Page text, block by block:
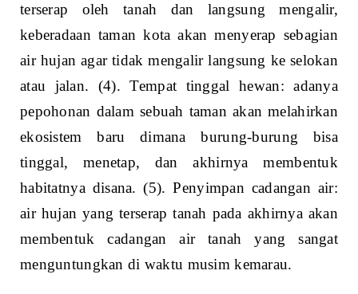
terserap oleh tanah dan langsung mengalir,
keberadaan taman kota akan menyerap sebagian
air hujan agar tidak mengalir langsung ke selokan
atau jalan. (4). Tempat tinggal hewan: adanya
pepohonan dalam sebuah taman akan melahirkan
ekosistem baru dimana burung-burung bisa
tinggal, menetap, dan akhirnya membentuk
habitatnya disana. (5). Penyimpan cadangan air:
air hujan yang terserap tanah pada akhirnya akan
membentuk cadangan air tanah yang sangat
menguntungkan di waktu musim kemarau.